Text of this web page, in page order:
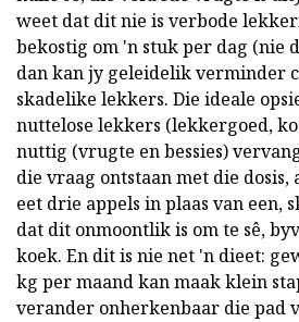
weet dat dit nie is verbode
bekostig om 'n stuk per dag (nie
dan kan jy geleidelik verminder
skadelike lekkers. Die ideale
nuttelose lekkers (lekkergoed,
nuttig (vrugte en bessies)
die vraag ontstaan met die dosis,
eet drie appels in plaas van een,
dat dit onmoontlik is om te sê,
koek. En dit is nie net 'n dieet:
kg per maand kan maak klein
verander onherkenbaar die pad